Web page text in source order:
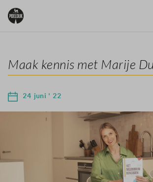
Maak kennis met Marije
24 juni ' 22